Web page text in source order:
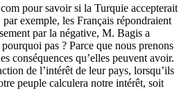
pour savoir si la Turquie accepterait
exemple, les Français répondraient
par la négative, M. Bagis a
pas ? Parce que nous prenons
conséquences qu’elles peuvent avoir.
de l’intérêt de leur pays, lorsqu’ils
peuple calculera notre intérêt, soit